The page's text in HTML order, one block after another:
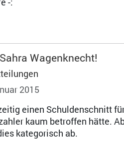
-:
Wagenknecht!
2015
einen Schuldenschnitt
kaum betroffen hätte.
kategorisch ab.